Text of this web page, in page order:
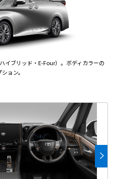
ブリッド・E-Four）。ボディカラーの
ョン。